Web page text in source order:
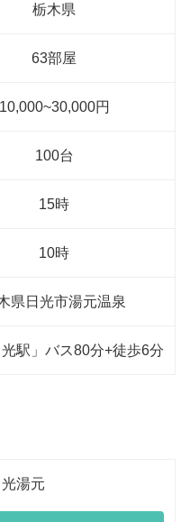
栃木県
63部屋
10,000~30,000円
100台
15時
10時
県日光市湯元温泉
光駅」バス80分+徒歩6分
湯元